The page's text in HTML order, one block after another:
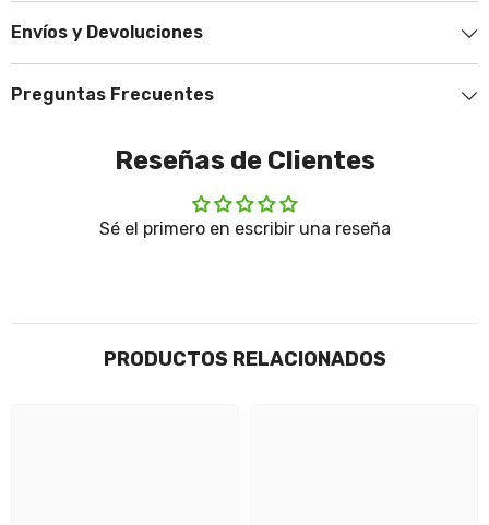
Envíos y Devoluciones
Preguntas Frecuentes
Reseñas de Clientes
Sé el primero en escribir una reseña
PRODUCTOS RELACIONADOS